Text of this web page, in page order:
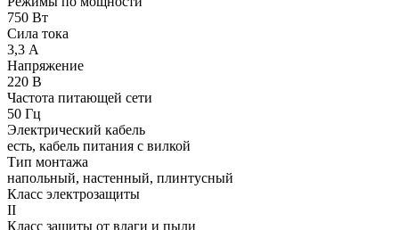
750 Вт
Сила тока
3,3 А
Напряжение
220 В
Частота питающей сети
50 Гц
Электрический кабель
есть, кабель питания с вилкой
Тип монтажа
напольный, настенный, плинтусный
Класс электрозащиты
II
Класс защиты от влаги и пыли